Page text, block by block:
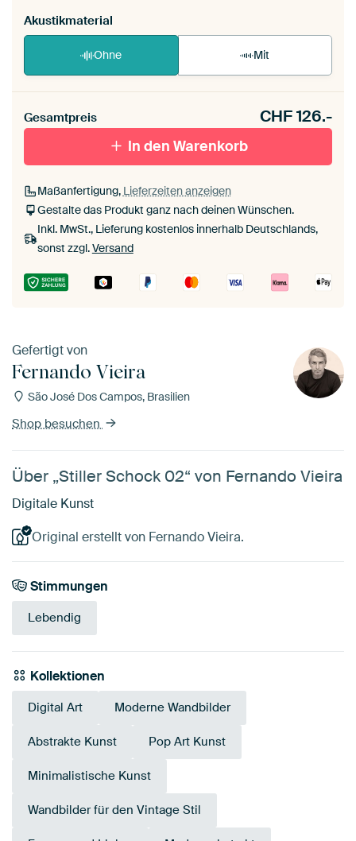
Akustikmaterial
Ohne Mit
Gesamtpreis CHF126.-
In den Warenkorb
Maßanfertigung, Lieferzeiten anzeigen
Gestalte das Produkt ganz nach deinen Wünschen.
Inkl. MwSt., Lieferung kostenlos innerhalb Deutschlands,
sonst zzgl.Versand
Gefertigt von
Fernando Vieira
São José Dos Campos, Brasilien
Shop besuchen
Über „Stiller Schock 02“ von Fernando Vieira
Digitale Kunst
Original erstellt von Fernando Vieira.
Stimmungen
Lebendig
Kollektionen
Digital Art Moderne Wandbilder
Abstrakte Kunst Pop Art Kunst
Minimalistische Kunst
Wandbilder für den Vintage Stil